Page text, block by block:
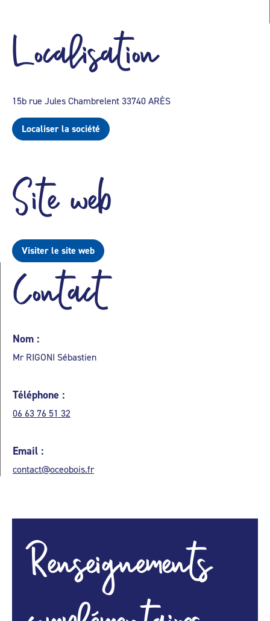
Localisation
15b rue Jules Chambrelent 33740 ARÈS
Localiser la société
Site web
Visiter le site web
Contact
Nom :
Mr RIGONI Sébastien
Téléphone :
06 63 76 51 32
Email :
contact@oceobois.fr
Renseignements